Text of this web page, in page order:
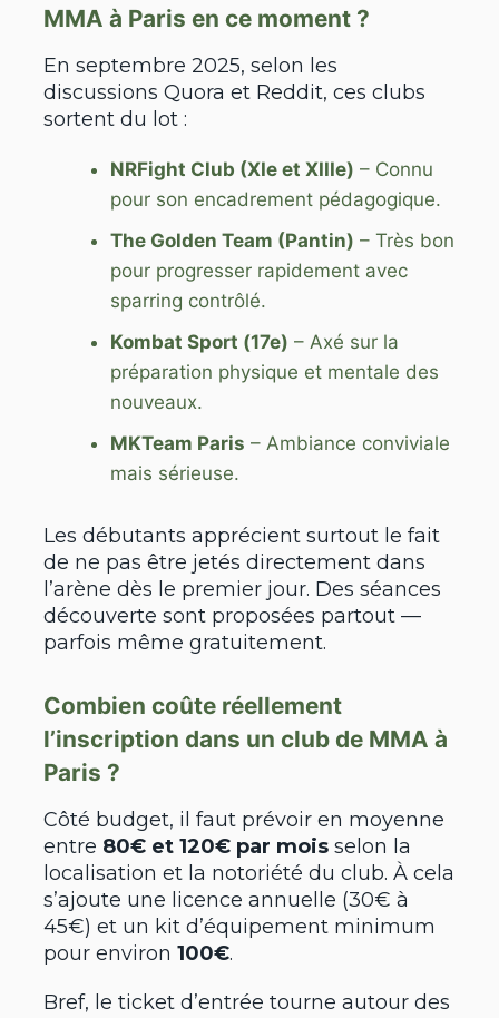
MMA à Paris en ce moment ?
En septembre 2025, selon les
discussions Quora et Reddit, ces clubs
sortent du lot :
NRFight Club (XIe et XIIIe) – Connu
pour son encadrement pédagogique.
The Golden Team (Pantin) – Très bon
pour progresser rapidement avec
sparring contrôlé.
Kombat Sport (17e) – Axé sur la
préparation physique et mentale des
nouveaux.
MKTeam Paris – Ambiance conviviale
mais sérieuse.
Les débutants apprécient surtout le fait
de ne pas être jetés directement dans
l’arène dès le premier jour. Des séances
découverte sont proposées partout —
parfois même gratuitement.
Combien coûte réellement
l’inscription dans un club de MMA à
Paris ?
Côté budget, il faut prévoir en moyenne
entre 80€ et 120€ par mois selon la
localisation et la notoriété du club. À cela
s’ajoute une licence annuelle (30€ à
45€) et un kit d’équipement minimum
pour environ 100€.
Bref, le ticket d’entrée tourne autour des